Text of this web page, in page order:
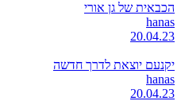
הכבאית של גן אורי
hanas
20.04.23
יקנעם יוצאת לדרך חדשה
hanas
20.04.23